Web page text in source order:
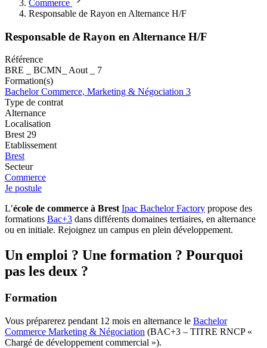
Commerce
Responsable de Rayon en Alternance H/F
Responsable de Rayon en Alternance H/F
Référence
BRE _ BCMN_ Aout _ 7
Formation(s)
Bachelor Commerce, Marketing & Négociation 3
Type de contrat
Alternance
Localisation
Brest 29
Etablissement
Brest
Secteur
Commerce
Je postule
L’école de commerce à Brest Ipac Bachelor Factory propose des
formations Bac+3 dans différents domaines tertiaires, en alternance
ou en initiale. Rejoignez un campus en plein développement.
Un emploi ? Une formation ? Pourquoi
pas les deux ?
Formation
Vous préparerez pendant 12 mois en alternance le Bachelor
Commerce Marketing & Négociation (BAC+3 – TITRE RNCP «
Chargé de développement commercial »).